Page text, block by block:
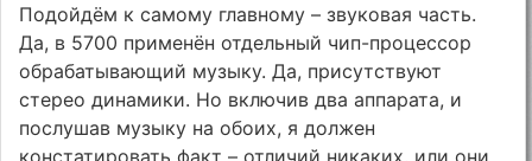
Подойдём к самому главному – звуковая часть.
Да, в 5700 применён отдельный чип-процессор
обрабатывающий музыку. Да, присутствуют
стерео динамики. Но включив два аппарата, и
послушав музыку на обоих, я должен
констатировать факт – отличий никаких, или они